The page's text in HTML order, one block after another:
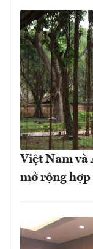
Việt Nam và
mở rộng